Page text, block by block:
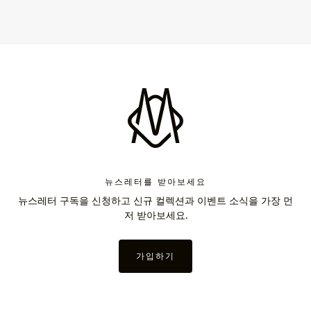
뉴스레터를 받아보세요
뉴스레터 구독을 신청하고 신규 컬렉션과 이벤트 소식을 가장 먼
저 받아보세요.
가입하기